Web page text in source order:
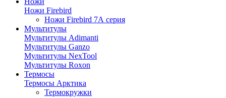
Ножи Firebird
Ножи Firebird 7А серия
Мультитулы
Мультитулы Adimanti
Мультитулы Ganzo
Мультитулы NexTool
Мультитулы Roxon
Термосы
Термосы Арктика
Термокружки